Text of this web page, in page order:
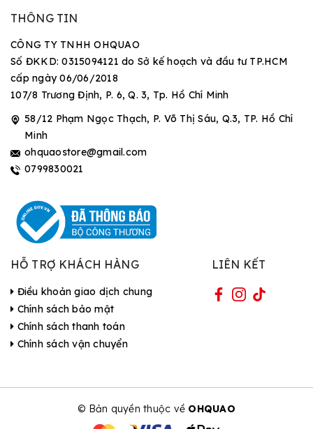
THÔNG TIN
CÔNG TY TNHH OHQUAO
Số ĐKKD: 0315094121 do Sở kế hoạch và đầu tư TP.HCM
cấp ngày 06/06/2018
107/8 Trương Định, P. 6, Q. 3, Tp. Hồ Chí Minh
58/12 Phạm Ngọc Thạch, P. Võ Thị Sáu, Q.3, TP. Hồ Chí
Minh
ohquaostore@gmail.com
0799830021
HỖ TRỢ KHÁCH HÀNG
Điều khoản giao dịch chung
Chính sách bảo mật
Chính sách thanh toán
Chính sách vận chuyển
LIÊN KẾT
© Bản quyền thuộc về OHQUAO
| Cung cấp bởi Sapo